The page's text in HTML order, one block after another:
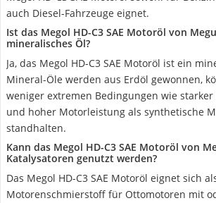
auch Diesel-Fahrzeuge eignet.
Ist das Megol HD-C3 SAE Motoröl von
mineralisches Öl?
Ja, das Megol HD-C3 SAE Motoröl ist ein
Mineral-Öle werden aus Erdöl gewonnen,
weniger extremen Bedingungen wie
und hoher Motorleistung als synthetische
standhalten.
Kann das Megol HD-C3 SAE Motoröl von
Katalysatoren genutzt werden?
Das Megol HD-C3 SAE Motoröl eignet sich
Motorenschmierstoff für Ottomotoren mit